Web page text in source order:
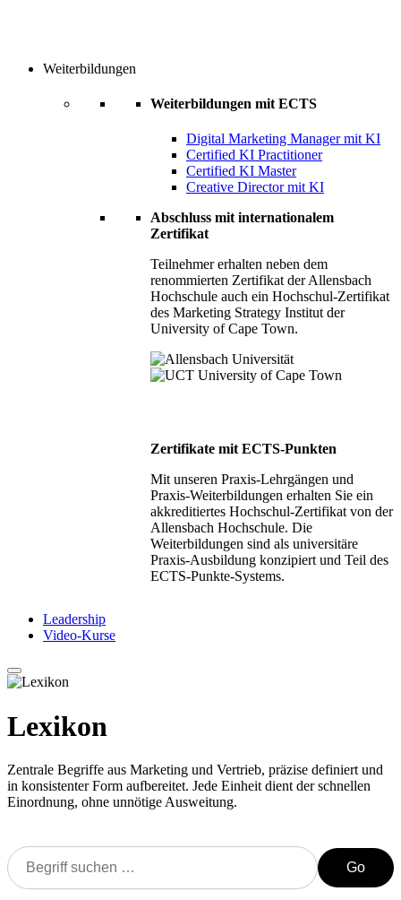
Weiterbildungen
Weiterbildungen mit ECTS
Digital Marketing Manager mit KI
Certified KI Practitioner
Certified KI Master
Creative Director mit KI
Abschluss mit internationalem
Zertifikat
Teilnehmer erhalten neben dem
renommierten Zertifikat der Allensbach
Hochschule auch ein Hochschul-Zertifikat
des Marketing Strategy Institut der
University of Cape Town.
Zertifikate mit ECTS-Punkten
Mit unseren Praxis-Lehrgängen und
Praxis-Weiterbildungen erhalten Sie ein
akkreditiertes Hochschul-Zertifikat von der
Allensbach Hochschule. Die
Weiterbildungen sind als universitäre
Praxis-Ausbildung konzipiert und Teil des
ECTS-Punkte-Systems.
Leadership
Video-Kurse
Lexikon
Zentrale Begriffe aus Marketing und Vertrieb, präzise definiert und
in konsistenter Form aufbereitet. Jede Einheit dient der schnellen
Einordnung, ohne unnötige Ausweitung.
Go